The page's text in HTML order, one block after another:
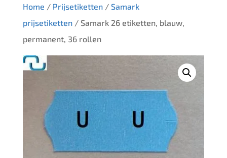
Home / Prijsetiketten/ Samark
prijsetiketten/ Samark 26 etiketten, blauw,
permanent, 36 rollen